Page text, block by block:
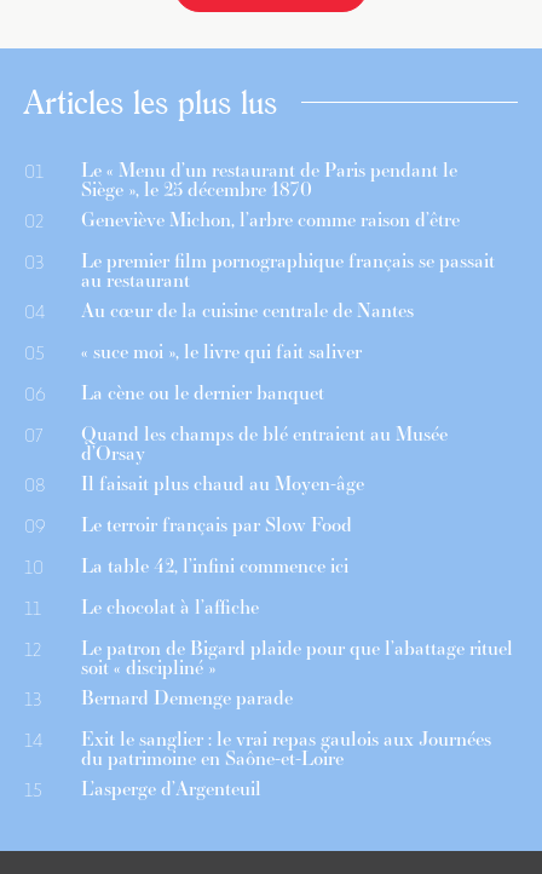
Articles les plus lus
01 Le « Menu d’un restaurant de Paris pendant le
Siège », le 25 décembre 1870
02 Geneviève Michon, l’arbre comme raison d’être
03 Le premier film pornographique français se passait
au restaurant
04 Au cœur de la cuisine centrale de Nantes
05 « suce moi », le livre qui fait saliver
06 La cène ou le dernier banquet
07 Quand les champs de blé entraient au Musée
d’Orsay
08 Il faisait plus chaud au Moyen-âge
09 Le terroir français par Slow Food
10 La table 42, l’infini commence ici
11 Le chocolat à l’affiche
12 Le patron de Bigard plaide pour que l’abattage rituel
soit « discipliné »
13 Bernard Demenge parade
14 Exit le sanglier : le vrai repas gaulois aux Journées
du patrimoine en Saône-et-Loire
15 L’asperge d’Argenteuil